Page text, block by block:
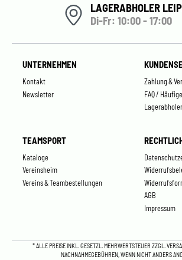
LAGERABHOLER
Di-Fr: 10:00 - 17:00
UNTERNEHMEN
Kontakt
Newsletter
Zahlung &
FAQ /
Lagerabholer
TEAMSPORT
Kataloge
Vereinsheim
Vereins & Teambestellungen
AGB
Impressum
* ALLE PREISE INKL. GESETZL. MEHRWERTSTEUER ZZGL.
NACHNAHMEGEBÜHREN, WENN NICHT ANDERS